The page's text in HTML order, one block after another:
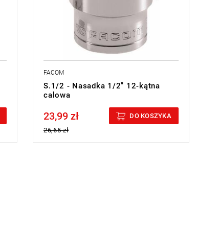
FACOM
S.1/2 - Nasadka 1/2" 12-kątna
calowa
Price tax included
23,99 zł
26,65 zł
DO KOSZYKA